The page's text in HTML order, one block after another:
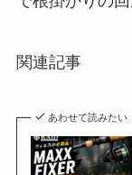
関連記事
あわせて読みたい